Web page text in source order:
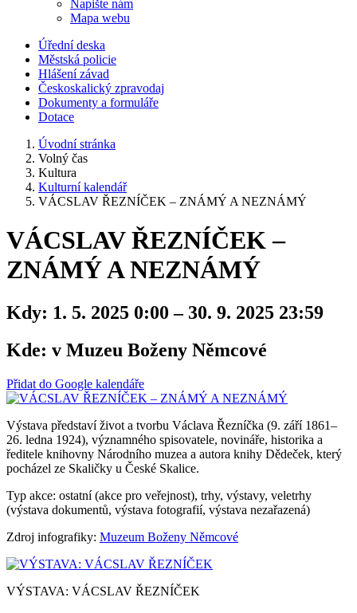
Napište nám
Mapa webu
Úřední deska
Městská policie
Hlášení závad
Českoskalický zpravodaj
Dokumenty a formuláře
Dotace
Úvodní stránka
Volný čas
Kultura
Kulturní kalendář
VÁCSLAV ŘEZNÍČEK – ZNÁMÝ A NEZNÁMÝ
VÁCSLAV ŘEZNÍČEK –
ZNÁMÝ A NEZNÁMÝ
Kdy: 1. 5. 2025 0:00 – 30. 9. 2025 23:59
Kde: v Muzeu Boženy Němcové
Přidat do Google kalendáře
Výstava představí život a tvorbu Václava Řezníčka (9. září 1861–
26. ledna 1924), významného spisovatele, novináře, historika a
ředitele knihovny Národního muzea a autora knihy Dědeček, který
pocházel ze Skaličky u České Skalice.
Typ akce: ostatní (akce pro veřejnost), trhy, výstavy, veletrhy
(výstava dokumentů, výstava fotografií, výstava nezařazená)
Zdroj infografiky: Muzeum Boženy Němcové
VÝSTAVA: VÁCSLAV ŘEZNÍČEK